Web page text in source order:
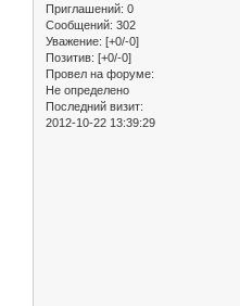
Приглашений: 0
Сообщений: 302
Уважение: [+0/-0]
Позитив: [+0/-0]
Провел на форуме:
Не определено
Последний визит:
2012-10-22 13:39:29